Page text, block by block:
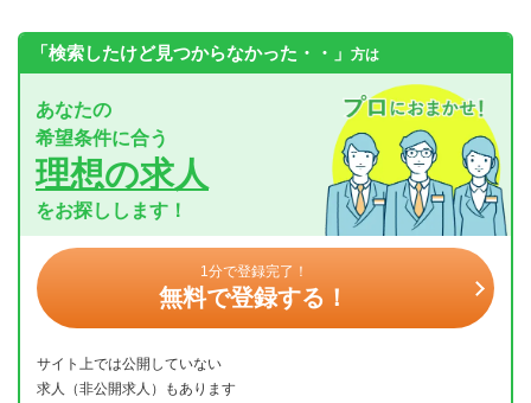
「検索したけど見つからなかった・・」 方は
あなたの
希望条件に合う
理想の求人
をお探しします！
1分で登録完了！
無料で登録する！
サイト上では公開していない
求人（非公開求人）もあります